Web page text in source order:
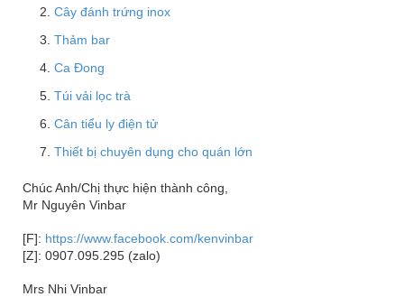
Cây đánh trứng inox
Thảm bar
Ca Đong
Túi vải lọc trà
Cân tiểu ly điện tử
Thiết bị chuyên dụng cho quán lớn
Chúc Anh/Chị thực hiện thành công,
Mr Nguyên Vinbar
[F]: https://www.facebook.com/kenvinbar
[Z]: 0907.095.295 (zalo)
Mrs Nhi Vinbar